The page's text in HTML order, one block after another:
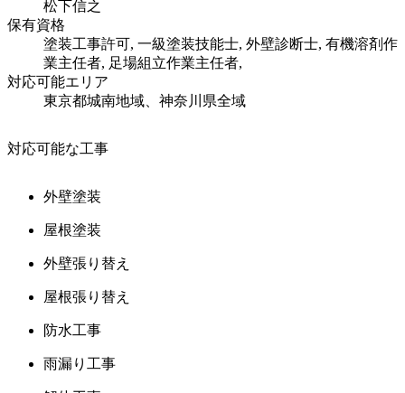
松下信之
保有資格
塗装工事許可, 一級塗装技能士, 外壁診断士, 有機溶剤作
業主任者, 足場組立作業主任者,
対応可能エリア
東京都城南地域、神奈川県全域
対応可能な工事
外壁塗装
屋根塗装
外壁張り替え
屋根張り替え
防水工事
雨漏り工事